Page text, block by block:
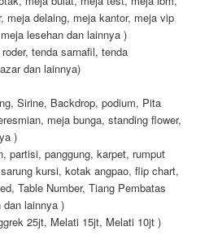
meja delaing, meja kantor, meja vip
lesehan dan lainnya )
tenda sarnafil, tenda
dan lainnya)
Sirine, Backdrop, podium, Pita
meja bunga, standing flower,
)
partisi, panggung, karpet, rumput
kursi, kotak angpao, flip chart,
Table Number, Tiang Pembatas
dan lainnya )
25jt, Melati 15jt, Melati 10jt )